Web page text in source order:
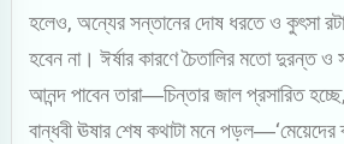
হলেও, অন্যের সন্তানের দোষ ধরতে ও কুৎসা
হবেন না। ঈর্ষার কারণে চৈতালির মতো দুরন্ত
আনন্দ পাবেন তারা―চিন্তার জাল প্রসারিত
বান্ধবী ঊষার শেষ কথাটা মনে পড়ল―‘মেয়েদের